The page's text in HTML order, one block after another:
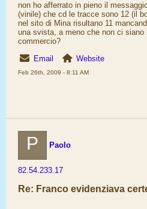
non ho afferrato in pieno il
(vinile) che cd le tracce sono 12 (il
nel sito di Mina risultano 11
una svista, a meno che non ci siano
commercio?
Email
Website
Feb 26th, 2009 - 8:11 AM
P Paolo
82.54.233.17
Re: Franco evidenziava